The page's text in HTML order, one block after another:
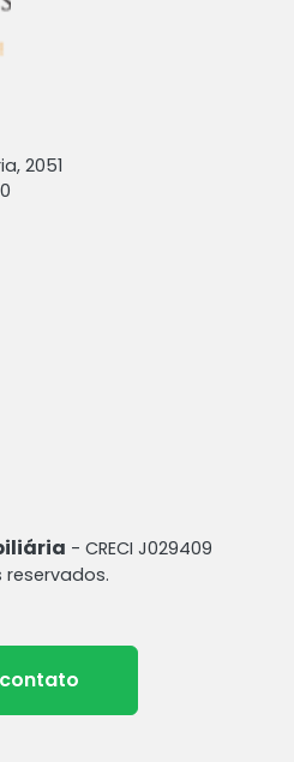
2051
- CRECI J029409